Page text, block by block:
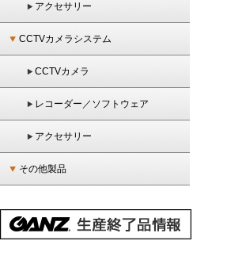
アクセサリー
CCTVカメラシステム
CCTVカメラ
レコーダー／ソフトウェア
アクセサリー
その他製品